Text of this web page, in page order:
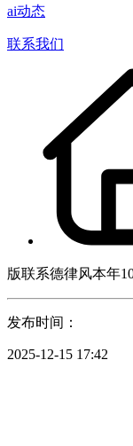
ai动态
联系我们
版联系德律风本年
发布时间：
2025-12-15 17:42